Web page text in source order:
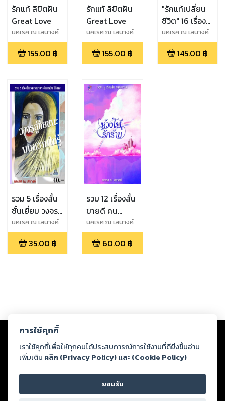
รักแท้ ลิขิตฝัน
Great Love
นคเรศ ณ เสนางค์
155.00 ฿
รักแท้ ลิขิตฝัน
Great Love
นคเรศ ณ เสนางค์
155.00 ฿
"รักแท้เปลี่ยน
ชีวิต" 16 เรื่อง
สั้นชั้นดี
นคเรศ ณ เสนางค์
145.00 ฿
รวม 5 เรื่องสั้น
ชั้นเยี่ยม วงจรสู่
ชัยชนะ บน
ความไม่รู้
นคเรศ ณ เสนางค์
35.00 ฿
รวม 12 เรื่องสั้น
ขายดี คน
คุณภาพ ห้วงไฟ
รักร้าย
นคเรศ ณ เสนางค์
60.00 ฿
Copyright © 2026
ต่อผลงานหรือเนื้อหาใดที่อัปโหลดผ่านเว็บไซต์และปรากฏว่าละเมิดสิทธิใน
ทรัพย์สินทางปัญญาของบุคคลอื่นหรือขัดต่อกฎหมายและศีลธรรม ดังนั้น ผู้อ่าน
ทุกท่านโปรดใช้วิจารณญาณในการกลั่นกรองด้วยตนเอง และหากท่านพบว่าส่วน
หนึ่งส่วนใดขัดต่อกฎหมายและศีลธรรม กรุณาแจ้งมายังบริษัท เพื่อทีมงานจะได้
ดำเนินการในทันที ทั้งนี้ ทางสตอรี่ล็อกขอสงวนลิขสิทธิ์ตามพระราชบัญญัติ
ลิขสิทธิ์ พ.ศ. 2537 (ฉบับล่าสุด)
การใช้คุกกี้
เราใช้คุกกี้เพื่อให้ทุกคนได้ประสบการณ์การใช้งานที่ดียิ่งขึ้นอ่าน
เพิ่มเติม คลิก (Privacy Policy) และ (Cookie Policy)
ยอมรับ